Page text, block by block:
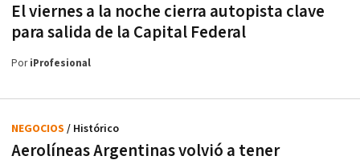
El viernes a la noche cierra autopista clave
para salida de la Capital Federal
PoriProfesional
Aerolíneas Argentinas volvió a tener
NEGOCIOS / Histórico